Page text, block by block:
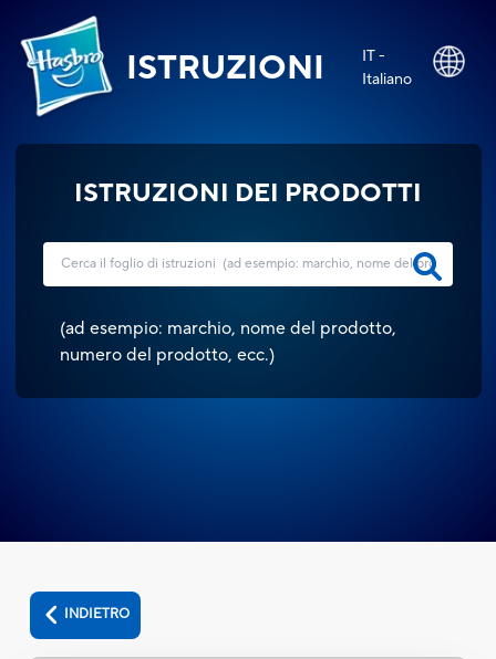
ISTRUZIONI
IT -
Italiano
ISTRUZIONI DEI PRODOTTI
(ad esempio: marchio, nome del prodotto,
numero del prodotto, ecc.)
INDIETRO